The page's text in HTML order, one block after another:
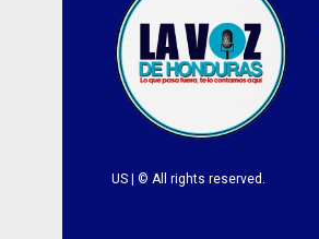
US | © All rights reserved.